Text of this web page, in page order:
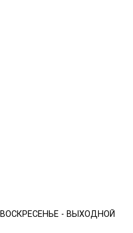
ВОСКРЕСЕНЬЕ - ВЫХОДНОЙ